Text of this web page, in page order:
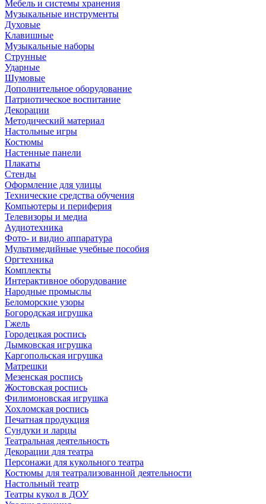
Мебель и системы хранения
Музыкальные инструменты
Духовые
Клавишные
Музыкальные наборы
Струнные
Ударные
Шумовые
Дополнительное оборудование
Патриотическое воспитание
Декорации
Методический материал
Настольные игры
Костюмы
Настенные панели
Плакаты
Стенды
Оформление для улицы
Технические средства обучения
Компьютеры и периферия
Телевизоры и медиа
Аудиотехника
Фото- и видио аппаратура
Мультимедийные учебные пособия
Оргтехника
Комплекты
Интерактивное оборудование
Народные промыслы
Беломорские узоры
Богородская игрушка
Гжель
Городецкая роспись
Дымковская игрушка
Каргопольская игрушка
Матрешки
Мезенская роспись
Жостовская роспись
Филимоновская игрушка
Хохломская роспись
Печатная продукция
Сундуки и ларцы
Театральная деятельность
Декорации для театра
Персонажи для кукольного театра
Костюмы для театрализованной деятельности
Настольный театр
Театры кукол в ДОУ